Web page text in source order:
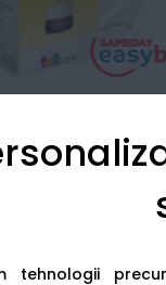
tehnologii
Yellow EcoTank -
originala